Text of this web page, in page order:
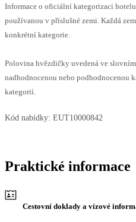
Informace o oficiální kategorizaci
používanou v příslušné zemi. Každá
konkrétní kategorie.
Polovina hvězdičky uvedená ve
nadhodnocenou nebo podhodnocenou
kategorií.
Kód nabídky: EUT10000842
Praktické informace
Cestovní doklady a vízové